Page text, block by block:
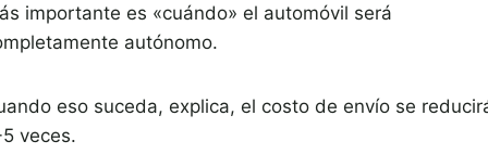
importante es «cuándo» el automóvil será
autónomo.
eso suceda, explica, el costo de envío se
veces.